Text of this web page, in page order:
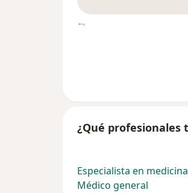
¿Qué profesionales
Especialista en
Médico general